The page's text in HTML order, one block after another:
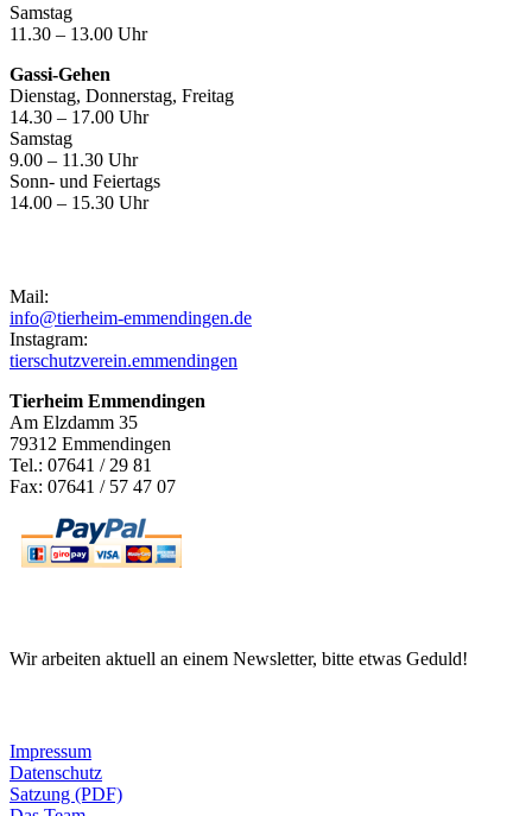
Samstag
11.30 – 13.00 Uhr
Gassi-Gehen
Dienstag, Donnerstag, Freitag
14.30 – 17.00 Uhr
Samstag
9.00 – 11.30 Uhr
Sonn- und Feiertags
14.00 – 15.30 Uhr
Mail:
info@tierheim-emmendingen.de
Instagram:
tierschutzverein.emmendingen
Tierheim Emmendingen
Am Elzdamm 35
79312 Emmendingen
Tel.: 07641 / 29 81
Fax: 07641 / 57 47 07
Wir arbeiten aktuell an einem Newsletter, bitte etwas Geduld!
Impressum
Datenschutz
Satzung (PDF)